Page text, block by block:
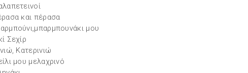
και πέρασα
μου
Σεχίρ
Κατερινιώ
μου μελαχρινό